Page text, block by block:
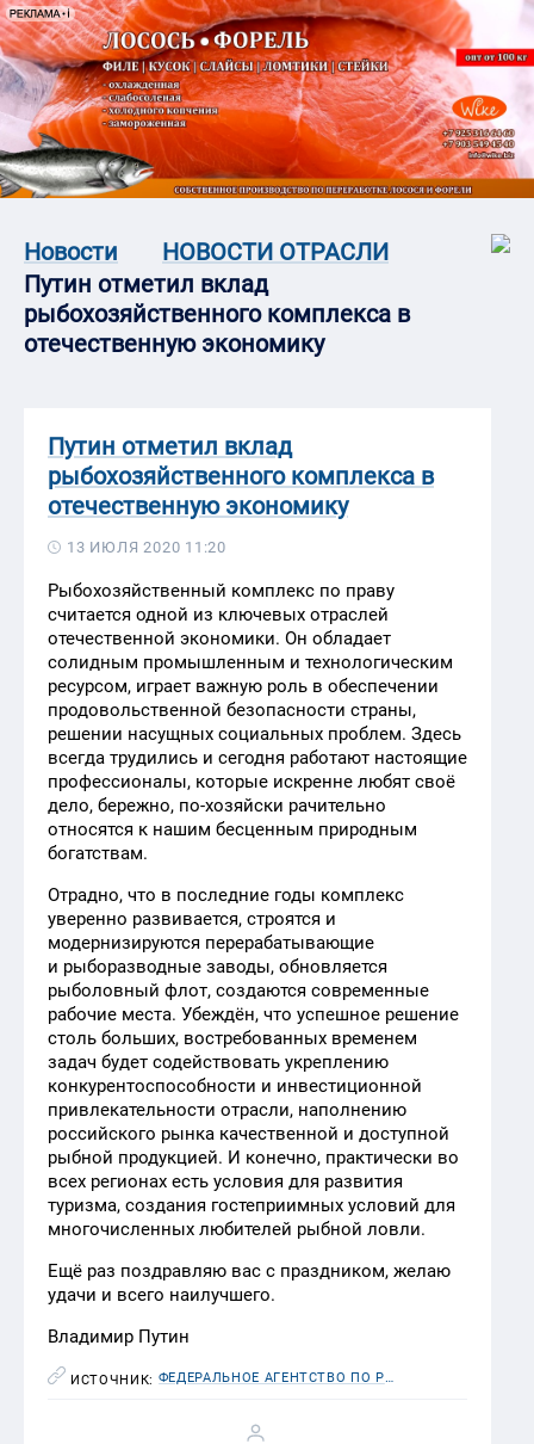
Новости
НОВОСТИ ОТРАСЛИ
Путин отметил вклад
рыбохозяйственного комплекса в
отечественную экономику
Путин отметил вклад
рыбохозяйственного комплекса в
отечественную экономику
13 ИЮЛЯ 2020 11:20
Рыбохозяйственный комплекс по праву
считается одной из ключевых отраслей
отечественной экономики. Он обладает
солидным промышленным и технологическим
ресурсом, играет важную роль в обеспечении
продовольственной безопасности страны,
решении насущных социальных проблем. Здесь
всегда трудились и сегодня работают настоящие
профессионалы, которые искренне любят своё
дело, бережно, по-хозяйски рачительно
относятся к нашим бесценным природным
богатствам.
Отрадно, что в последние годы комплекс
уверенно развивается, строятся и
модернизируются перерабатывающие
и рыборазводные заводы, обновляется
рыболовный флот, создаются современные
рабочие места. Убеждён, что успешное решение
столь больших, востребованных временем
задач будет содействовать укреплению
конкурентоспособности и инвестиционной
привлекательности отрасли, наполнению
российского рынка качественной и доступной
рыбной продукцией. И конечно, практически во
всех регионах есть условия для развития
туризма, создания гостеприимных условий для
многочисленных любителей рыбной ловли.
Ещё раз поздравляю вас с праздником, желаю
удачи и всего наилучшего.
Владимир Путин
ИСТОЧНИК: ФЕДЕРАЛЬНОЕ АГЕНТСТВО ПО РЫБОЛОВСТВУ (РОСРЫБОЛОВСТВО)